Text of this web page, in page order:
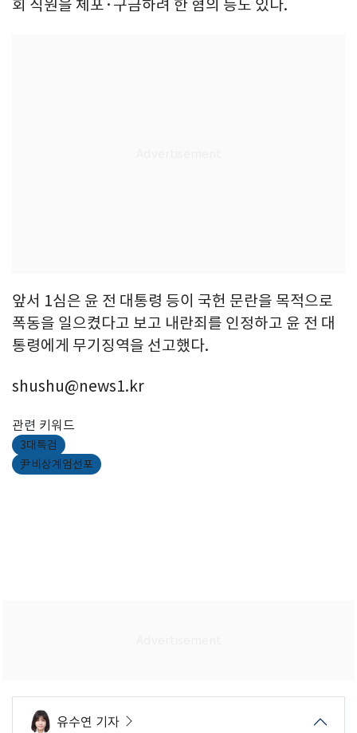
회 직원을 체포·구금하려 한 혐의 등도 있다.
앞서 1심은 윤 전 대통령 등이 국헌 문란을 목적으로
폭동을 일으켰다고 보고 내란죄를 인정하고 윤 전 대
통령에게 무기징역을 선고했다.
shushu@news1.kr
관련 키워드
3대특검
尹비상계엄선포
유수연 기자